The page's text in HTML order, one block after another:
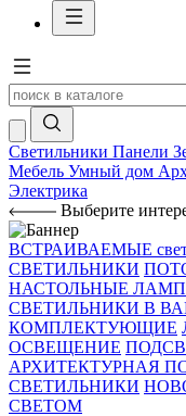
Светильники Панели
Мебель Умный дом
Электрика
Выберите
ВСТРАИВАЕМЫЕ
СВЕТИЛЬНИКИ
НАСТОЛЬНЫЕ
СВЕТИЛЬНИКИ В
КОМПЛЕКТУЮЩИЕ
ОСВЕЩЕНИЕ
АРХИТЕКТУРНАЯ
СВЕТИЛЬНИКИ
СВЕТОМ